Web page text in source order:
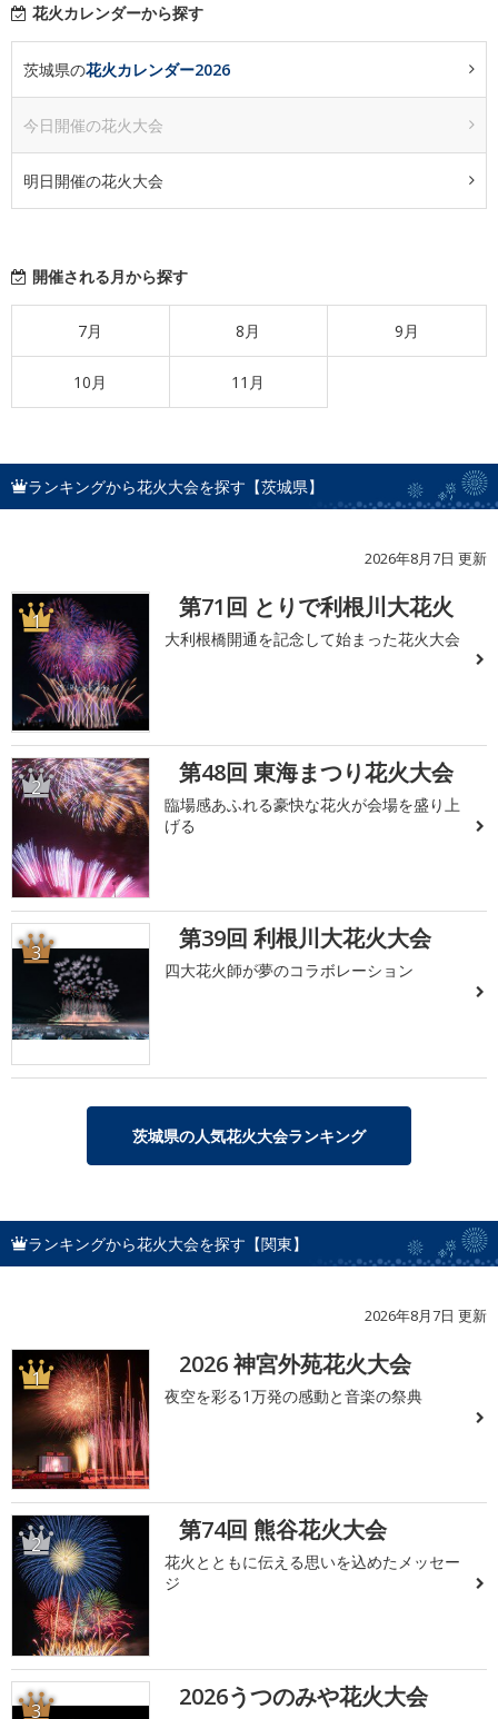
花火カレンダーから探す
茨城県の花火カレンダー2026
今日開催の花火大会
明日開催の花火大会
開催される月から探す
7月 8月 9月
10月 11月
ランキングから花火大会を探す【茨城県】
2026年8月7日 更新
1 第71回 とりで利根川大花火
大利根橋開通を記念して始まった花火大会
2 第48回 東海まつり花火大会
臨場感あふれる豪快な花火が会場を盛り上
げる
3 第39回 利根川大花火大会
四大花火師が夢のコラボレーション
茨城県の人気花火大会ランキング
ランキングから花火大会を探す【関東】
2026年8月7日 更新
1 2026 神宮外苑花火大会
夜空を彩る1万発の感動と音楽の祭典
2 第74回 熊谷花火大会
花火とともに伝える思いを込めたメッセー
ジ
3 2026うつのみや花火大会